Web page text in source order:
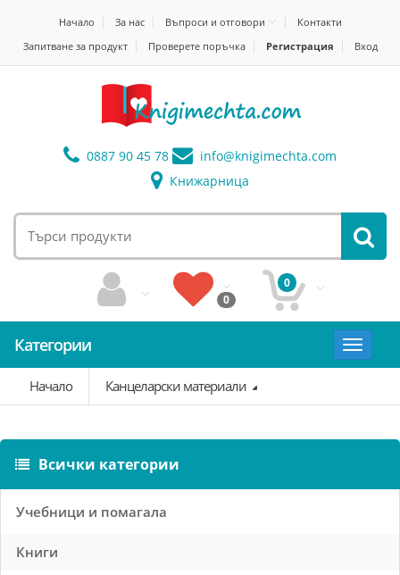
Начало За нас Въпроси и отговори
Контакти
Запитване за продукт
Проверете поръчка Регистрация Вход
0887 90 45 78 info@knigimechta.com
Книжарница
0
0
Категории
Toggle
Начало
Канцеларски материали
Всички категории
Учебници и помагала
Книги